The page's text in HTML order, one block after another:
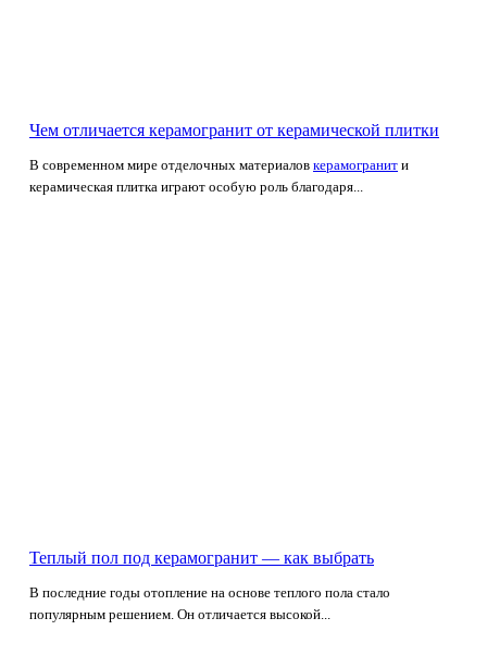
Чем отличается керамогранит от керамической плитки
В современном мире отделочных материалов керамогранит и
керамическая плитка играют особую роль благодаря...
Теплый пол под керамогранит — как выбрать
В последние годы отопление на основе теплого пола стало
популярным решением. Он отличается высокой...